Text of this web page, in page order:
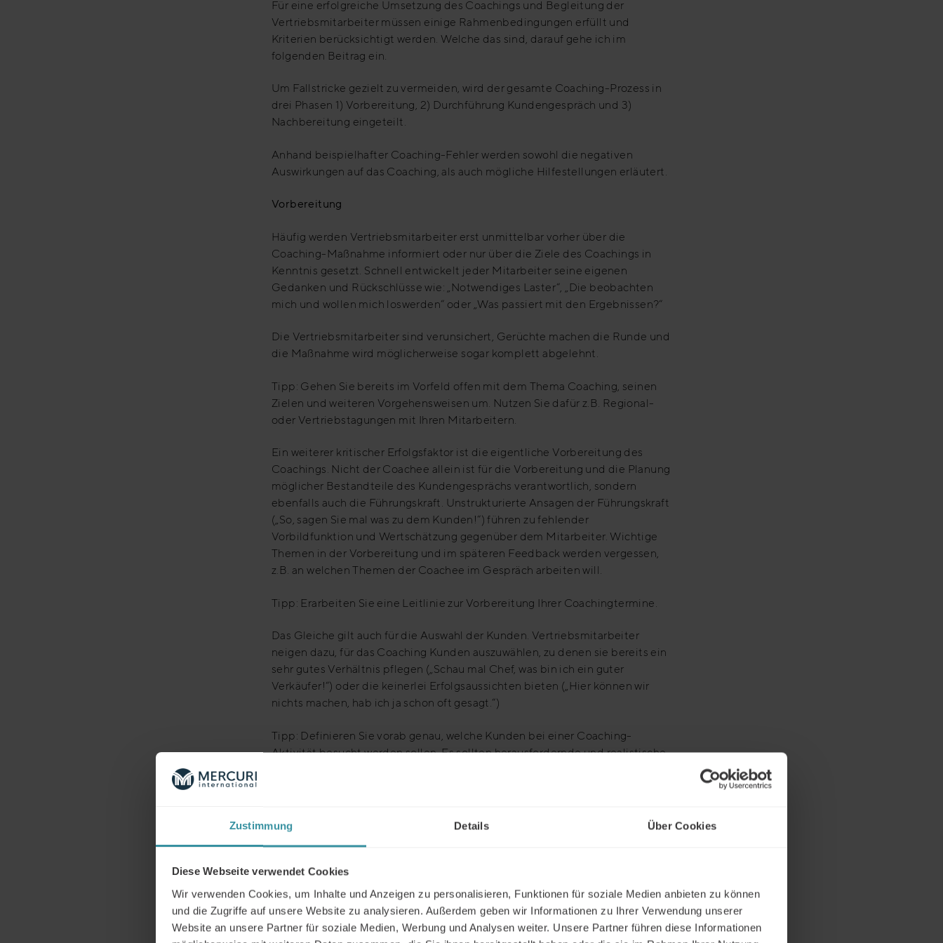
Zustimmung Details Über Cookies
Diese Webseite verwendet Cookies
Wir verwenden Cookies, um Inhalte und Anzeigen zu personalisieren, Funktionen für soziale Medien anbieten zu können
und die Zugriffe auf unsere Website zu analysieren. Außerdem geben wir Informationen zu Ihrer Verwendung unserer
Website an unsere Partner für soziale Medien, Werbung und Analysen weiter. Unsere Partner führen diese Informationen
Für eine erfolgreiche Umsetzung des Coachings und Begleitung der
Vertriebsmitarbeiter müssen einige Rahmenbedingungen erfüllt und
Kriterien berücksichtigt werden. Welche das sind, darauf gehe ich im
folgenden Beitrag ein.
Um Fallstricke gezielt zu vermeiden, wird der gesamte Coaching-Prozess in
drei Phasen 1) Vorbereitung, 2) Durchführung Kundengespräch und 3)
Nachbereitung eingeteilt.
Anhand beispielhafter Coaching-Fehler werden sowohl die negativen
Auswirkungen auf das Coaching, als auch mögliche Hilfestellungen erläutert.
Vorbereitung
Häufig werden Vertriebsmitarbeiter erst unmittelbar vorher über die
Coaching-Maßnahme informiert oder nur über die Ziele des Coachings in
Kenntnis gesetzt. Schnell entwickelt jeder Mitarbeiter seine eigenen
Gedanken und Rückschlüsse wie: „Notwendiges Laster“, „Die beobachten
mich und wollen mich loswerden“ oder „Was passiert mit den Ergebnissen?“
Die Vertriebsmitarbeiter sind verunsichert, Gerüchte machen die Runde und
die Maßnahme wird möglicherweise sogar komplett abgelehnt.
Tipp: Gehen Sie bereits im Vorfeld offen mit dem Thema Coaching, seinen
Zielen und weiteren Vorgehensweisen um. Nutzen Sie dafür z.B. Regional-
oder Vertriebstagungen mit Ihren Mitarbeitern.
Ein weiterer kritischer Erfolgsfaktor ist die eigentliche Vorbereitung des
Coachings. Nicht der Coachee allein ist für die Vorbereitung und die Planung
möglicher Bestandteile des Kundengesprächs verantwortlich, sondern
ebenfalls auch die Führungskraft. Unstrukturierte Ansagen der Führungskraft
(„So, sagen Sie mal was zu dem Kunden!“) führen zu fehlender
Vorbildfunktion und Wertschätzung gegenüber dem Mitarbeiter. Wichtige
Themen in der Vorbereitung und im späteren Feedback werden vergessen,
z.B. an welchen Themen der Coachee im Gespräch arbeiten will.
Tipp: Erarbeiten Sie eine Leitlinie zur Vorbereitung Ihrer Coachingtermine.
Das Gleiche gilt auch für die Auswahl der Kunden. Vertriebsmitarbeiter
neigen dazu, für das Coaching Kunden auszuwählen, zu denen sie bereits ein
sehr gutes Verhältnis pflegen („Schau mal Chef, was bin ich ein guter
Verkäufer!“) oder die keinerlei Erfolgsaussichten bieten („Hier können wir
nichts machen, hab ich ja schon oft gesagt.“)
Tipp: Definieren Sie vorab genau, welche Kunden bei einer Coaching-
Aktivität besucht werden sollen. Es sollten herausfordernde und realistische
sich Kollegen untereinander aus. Hierbei werden oft die Vertriebler, die das
Coaching bereits durchgeführt haben und ihre Art und Weise der
Vorbereitung des Kundengesprächs von den Kollegen beäugt und kopiert.
Eine erfolgreiche Vorbereitung muss aber kunden- und situationsspezifisch
Tipp: Achten Sie auf eine Kunden-/fallspezifische Vorbereitung unter
Berücksichtigung der Beziehungsintensität zum Kunden, Kontakthistorie,